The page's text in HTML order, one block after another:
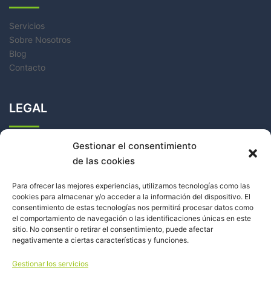
Gestionar el consentimiento
de las cookies
Para ofrecer las mejores experiencias, utilizamos tecnologías como las
cookies para almacenar y/o acceder a la información del dispositivo. El
consentimiento de estas tecnologías nos permitirá procesar datos como
el comportamiento de navegación o las identificaciones únicas en este
sitio. No consentir o retirar el consentimiento, puede afectar
negativamente a ciertas características y funciones.
Gestionar los servicios
Servicios
Sobre Nosotros
Blog
Contacto
LEGAL
Política de Cookies
Política de Privacidad
Facebook
Instagram